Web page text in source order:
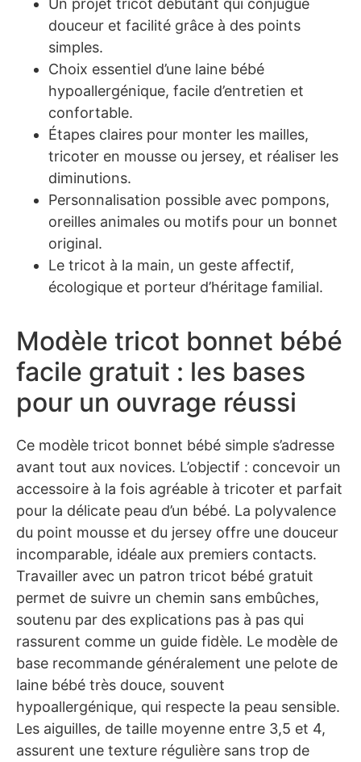
Un projet tricot débutant qui conjugue
douceur et facilité grâce à des points
simples.
Choix essentiel d’une laine bébé
hypoallergénique, facile d’entretien et
confortable.
Étapes claires pour monter les mailles,
tricoter en mousse ou jersey, et réaliser les
diminutions.
Personnalisation possible avec pompons,
oreilles animales ou motifs pour un bonnet
original.
Le tricot à la main, un geste affectif,
écologique et porteur d’héritage familial.
Modèle tricot bonnet bébé
facile gratuit : les bases
pour un ouvrage réussi
Ce modèle tricot bonnet bébé simple s’adresse
avant tout aux novices. L’objectif : concevoir un
accessoire à la fois agréable à tricoter et parfait
pour la délicate peau d’un bébé. La polyvalence
du point mousse et du jersey offre une douceur
incomparable, idéale aux premiers contacts.
Travailler avec un patron tricot bébé gratuit
permet de suivre un chemin sans embûches,
soutenu par des explications pas à pas qui
rassurent comme un guide fidèle. Le modèle de
base recommande généralement une pelote de
laine bébé très douce, souvent
hypoallergénique, qui respecte la peau sensible.
Les aiguilles, de taille moyenne entre 3,5 et 4,
assurent une texture régulière sans trop de